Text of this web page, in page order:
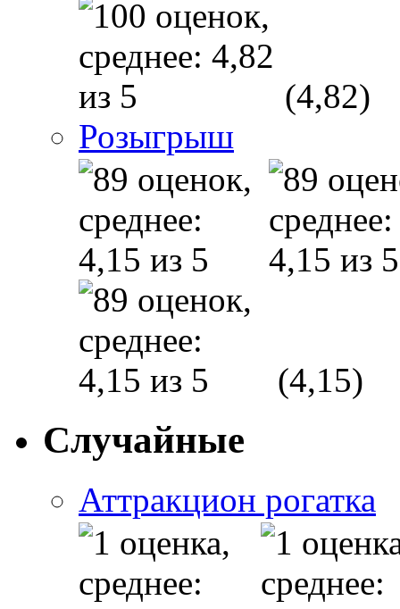
(4,82)
Розыгрыш
(4,15)
Случайные
Аттракцион рогатка